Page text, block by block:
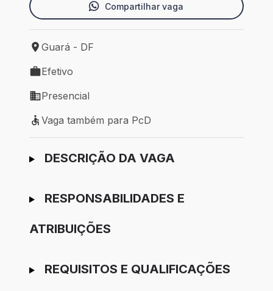
Compartilhar vaga
Local de trabalho: Guará - DF
Guará - DF
Tipo de vaga: Efetivo
Efetivo
Modelo de trabalho: Presencial
Presencial
Vaga também para PcD
Vaga também para PcD
Ir para candidatura
DESCRIÇÃO DA VAGA
RESPONSABILIDADES E
ATRIBUIÇÕES
REQUISITOS E QUALIFICAÇÕES